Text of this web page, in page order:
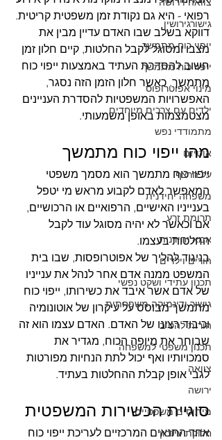
גישורגירושין
ייפוי כוח מתמשך
ייפוי כוח מתמשך
מינוי אפוטרופוס
ילדים עם צרכים מיוחדים
מתמודדי נפש
אוטיזם
על הרצף
משפחה יחידנית
תרומת זרע
אמא יחידנית
הורים וילדים
תכנון עתידי ושקט נפשי
גישור ודינמיקה משפחתית
הורות להט"ב
תכנון משפטי למשפחה
צוואה
ירושה
מיתוסים משפטיים
חלוקת עיזבון
רפואי - היא גם נקודת זמן משפטית קריטית.
דווקא בשלב שבו האדם עדיין מבין את
מצבו ומסוגל לקבל החלטות, קיים חלון זמן
חשוב להסדרת העתיד באמצעות ייפוי כוח
מתמשך. כאשר חלון הזמן הזה נסגר,
האפשרויות המשפטיות להסדרת העניינים
מצטמצמות באופן משמעותי.
מהו ייפוי כוח מתמשך
ייפוי כוח מתמשך הוא מסמך משפטי
המאפשר לאדם לקבוע מראש מי יטפל
בענייניו האישיים, הרפואיים או הרכושיים,
אם וכאשר לא יהיה מסוגל עוד לקבל
החלטות בעצמו.
בניגוד להליך של אפוטרופסות, שבו בית
המשפט ממנה אדם אחר לנהל את ענייניו
של אדם אשר איבד את כשירותו, ייפוי כוח
מתמשך מבוסס על עיקרון של אוטונומיה
וכיבוד רצונו של האדם. האדם עצמו הוא זה
שבוחר את מיופה הכוח, מגדיר את
סמכויותיו ואף יכול לתת הנחיות מפורטות
לגבי אופן קבלת ההחלטות בעתיד.
סוגיית הכשירות המשפטית
אחד התנאים המרכזיים לעריכת ייפוי כוח